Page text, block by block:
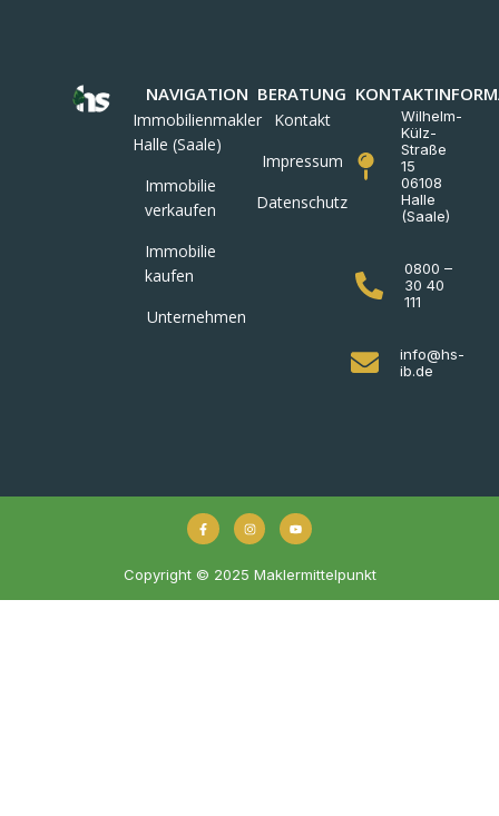
NAVIGATION
Immobilienmakler
Halle (Saale)
Immobilie
verkaufen
Immobilie
kaufen
Unternehmen
BERATUNG
Kontakt
Impressum
Datenschutz
Wilhelm-
Külz-
Straße
15
06108
Halle
(Saale)
0800 –
30 40
111
info@hs-
ib.de
Copyright © 2025 Maklermittelpunkt